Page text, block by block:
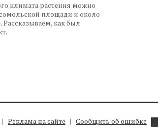
климата растения можно
площади и около
Рассказываем, как был
Реклама на сайте Сообщить об ошибке